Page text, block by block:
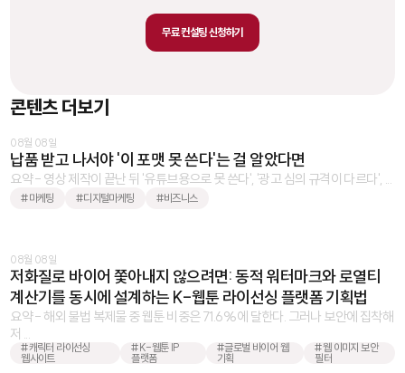
무료 컨설팅 신청하기
콘텐츠 더보기
08월 08일
납품 받고 나서야 '이 포맷 못 쓴다'는 걸 알았다면
요약 - 영상 제작이 끝난 뒤 '유튜브용으로 못 쓴다', '광고 심의 규격이 다르다', ...
#마케팅 #디지털마케팅 #비즈니스
08월 08일
저화질로 바이어 쫓아내지 않으려면: 동적 워터마크와 로열티
계산기를 동시에 설계하는 K-웹툰 라이선싱 플랫폼 기획법
요약 - 해외 불법 복제물 중 웹툰 비중은 71.6%에 달한다. 그러나 보안에 집착해
저 ...
#캐릭터 라이선싱
웹사이트
#K-웹툰 IP
플랫폼
#글로벌 바이어 웹
기획
#웹 이미지 보안
필터